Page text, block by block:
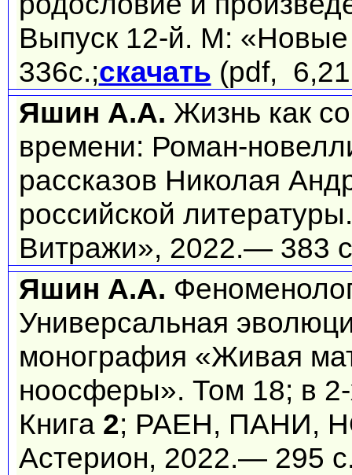
Выпуск 12-й. М:
336с.;скачать (pdf,
Яшин А.А. Жизнь как
времени: Роман-
рассказов Николая
российской
Витражи», 2022.— 383
Яшин А.А.
Универсальная
монография «Живая
ноосферы». Том 18; в
Книга 2; РАЕН, ПАНИ,
Астерион, 2022.— 295